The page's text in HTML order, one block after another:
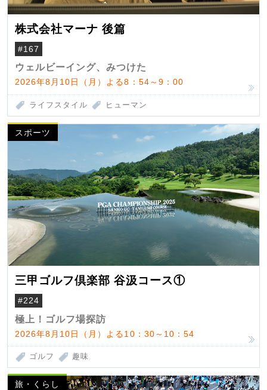
株式会社マーナ 後篇
#167
ウェルビーイング、みつけた
2026年8月10日（月）よる8：54～9：00
ライフスタイル ヒューマン
スポーツ
三甲ゴルフ倶楽部 谷汲コース①
#224
極上！ゴルフ場探訪
2026年8月10日（月）よる10：30～10：54
ゴルフ 趣味
旅・くらし